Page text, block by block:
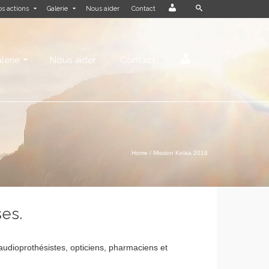
actions Galerie Nous aider Contact Login
Nous aider Contact
Home / Mission Kelaa 2018
opticiens, pharmaciens et